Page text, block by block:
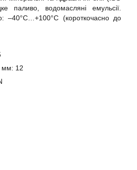
паливо, водомасляні емульсії.
–40°C…+100°C (короткочасно до
мм: 12